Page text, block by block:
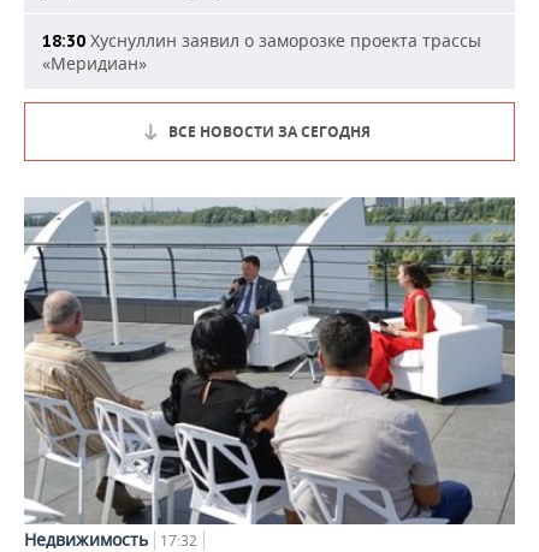
18:30 Хуснуллин заявил о заморозке проекта трассы
«Меридиан»
ВСЕ НОВОСТИ ЗА СЕГОДНЯ
Недвижимость 17:32